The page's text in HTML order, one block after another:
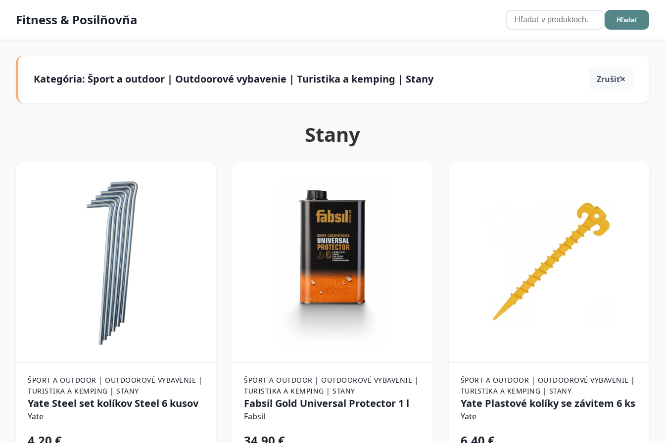
Fitness & Posilňovňa Hľadať
Kategória: Šport a outdoor | Outdoorové vybavenie | Turistika a kemping | Stany Zrušiť
Stany
ŠPORT A OUTDOOR | OUTDOOROVÉ VYBAVENIE |
TURISTIKA A KEMPING | STANY
Yate Steel set kolíkov Steel 6 kusov
Yate
ŠPORT A OUTDOOR | OUTDOOROVÉ VYBAVENIE |
TURISTIKA A KEMPING | STANY
Fabsil Gold Universal Protector 1 l
Fabsil
ŠPORT A OUTDOOR | OUTDOOROVÉ VYBAVENIE |
TURISTIKA A KEMPING | STANY
Yate Plastové kolíky se závitem 6 ks
Yate